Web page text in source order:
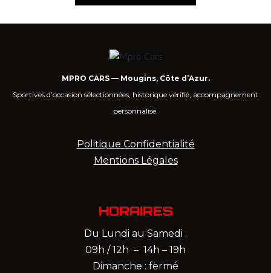
MPRO CARS — Mougins, Côte d’Azur.
Sportives d’occasion sélectionnées, historique vérifié, accompagnement
personnalisé.
Politique Confidentialité
Mentions Légales
HORAIRES
Du Lundi au Samedi :
09h / 12h – 14h – 19h
Dimanche : fermé